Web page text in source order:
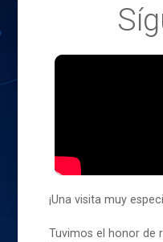
¡Una visita muy
Tuvimos el honor de